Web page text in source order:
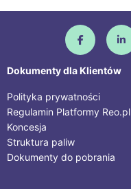
Dokumenty dla Klientów
Polityka prywatności
Regulamin Platformy Reo.pl
Koncesja
Struktura paliw
Dokumenty do pobrania